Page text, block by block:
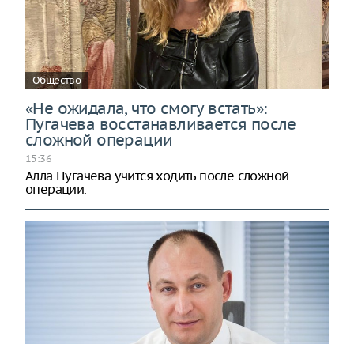
Общество
«Не ожидала, что смогу встать»:
Пугачева восстанавливается после
сложной операции
15:36
Алла Пугачева учится ходить после сложной
операции.